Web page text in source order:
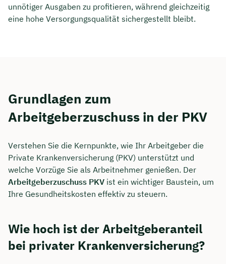
unnötiger Ausgaben zu profitieren, während gleichzeitig
eine hohe Versorgungsqualität sichergestellt bleibt.
Grundlagen zum
Arbeitgeberzuschuss in der PKV
Verstehen Sie die Kernpunkte, wie Ihr Arbeitgeber die
Private Krankenversicherung (PKV) unterstützt und
welche Vorzüge Sie als Arbeitnehmer genießen. Der
Arbeitgeberzuschuss PKV ist ein wichtiger Baustein, um
Ihre Gesundheitskosten effektiv zu steuern.
Wie hoch ist der Arbeitgeberanteil
bei privater Krankenversicherung?